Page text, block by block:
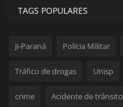
TAGS POPULARES
Ji-Paraná Polícia Militar
Tráfico de drogas Unisp
crime Acidente de trânsito